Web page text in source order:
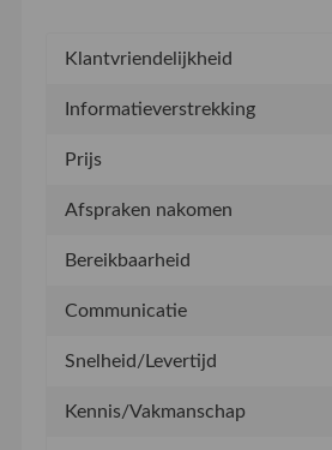
Klantvriendelijkheid
Informatieverstrekking
Prijs
Afspraken nakomen
Bereikbaarheid
Communicatie
Snelheid/Levertijd
Kennis/Vakmanschap